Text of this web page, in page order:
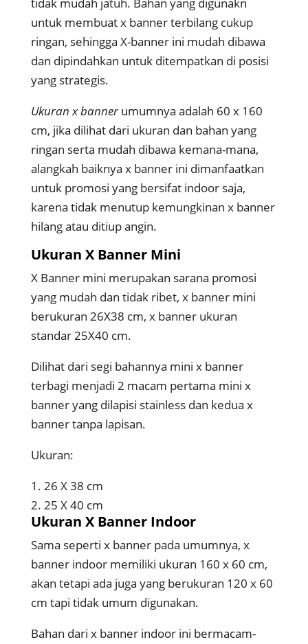
tidak mudah jatuh. Bahan yang digunakn
untuk membuat x banner terbilang cukup
ringan, sehingga X-banner ini mudah dibawa
dan dipindahkan untuk ditempatkan di posisi
yang strategis.
Ukuran x bannerumumnya adalah 60 x 160
cm, jika dilihat dari ukuran dan bahan yang
ringan serta mudah dibawa kemana-mana,
alangkah baiknya x banner ini dimanfaatkan
untuk promosi yang bersifat indoor saja,
karena tidak menutup kemungkinan x banner
hilang atau ditiup angin.
Ukuran X Banner Mini
X Banner mini merupakan sarana promosi
yang mudah dan tidak ribet, x banner mini
berukuran 26X38 cm, x banner ukuran
standar 25X40 cm.
Dilihat dari segi bahannya mini x banner
terbagi menjadi 2 macam pertama mini x
banner yang dilapisi stainless dan kedua x
banner tanpa lapisan.
Ukuran:
1. 26 X 38 cm
2. 25 X 40 cm
Ukuran X Banner Indoor
Sama seperti x banner pada umumnya, x
banner indoor memiliki ukuran 160 x 60 cm,
akan tetapi ada juga yang berukuran 120 x 60
cm tapi tidak umum digunakan.
Bahan dari x banner indoor ini bermacam-